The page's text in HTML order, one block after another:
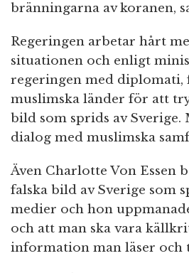
bränningarna av koranen,
Regeringen arbetar hårt
situationen och enligt
regeringen med
muslimska länder för att
bild som sprids av Sverige.
dialog med muslimska
Även Charlotte Von Essen
falska bild av Sverige som
medier och hon
och att man ska vara
information man läser och